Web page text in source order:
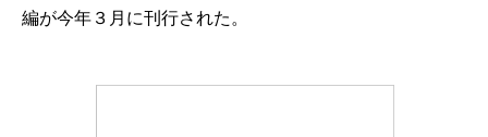
編が今年３月に刊行された。